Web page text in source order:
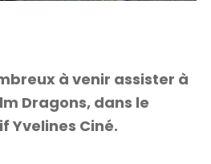
à venir assister à
Dragons, dans le
Yvelines Ciné.